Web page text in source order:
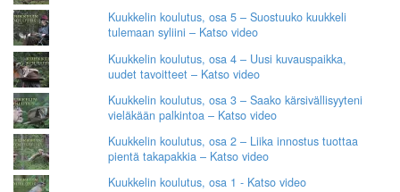
Kuukkelin koulutus, osa 5 – Suostuuko kuukkeli
tulemaan syliini – Katso video
Kuukkelin koulutus, osa 4 – Uusi kuvauspaikka,
uudet tavoitteet – Katso video
Kuukkelin koulutus, osa 3 – Saako kärsivällisyyteni
vieläkään palkintoa – Katso video
Kuukkelin koulutus, osa 2 – Liika innostus tuottaa
pientä takapakkia – Katso video
Kuukkelin koulutus, osa 1 - Katso video